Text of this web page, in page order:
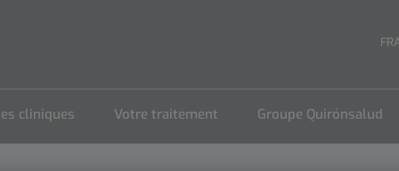
cliniques Votre traitement Groupe Quirónsalud